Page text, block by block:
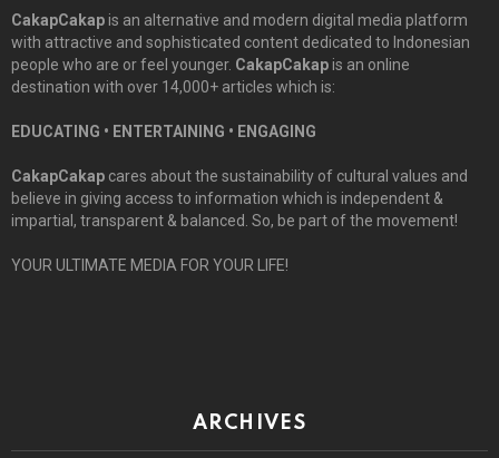
CakapCakapis an alternative and modern digital media platform
with attractive and sophisticated content dedicated to Indonesian
people who are or feel younger. CakapCakapis an online
destination with over 14,000+ articles which is:
EDUCATING • ENTERTAINING • ENGAGING
CakapCakap cares about the sustainability of cultural values and
believe in giving access to information which is independent &
impartial, transparent & balanced. So, be part of the movement!
YOUR ULTIMATE MEDIA FOR YOUR LIFE!
ARCHIVES